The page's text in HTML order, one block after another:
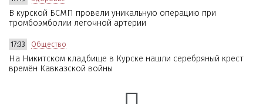
В курской БСМП провели уникальную операцию при
тромбоэмболии легочной артерии
17:33 Общество
На Никитском кладбище в Курске нашли серебряный крест
времён Кавказской войны